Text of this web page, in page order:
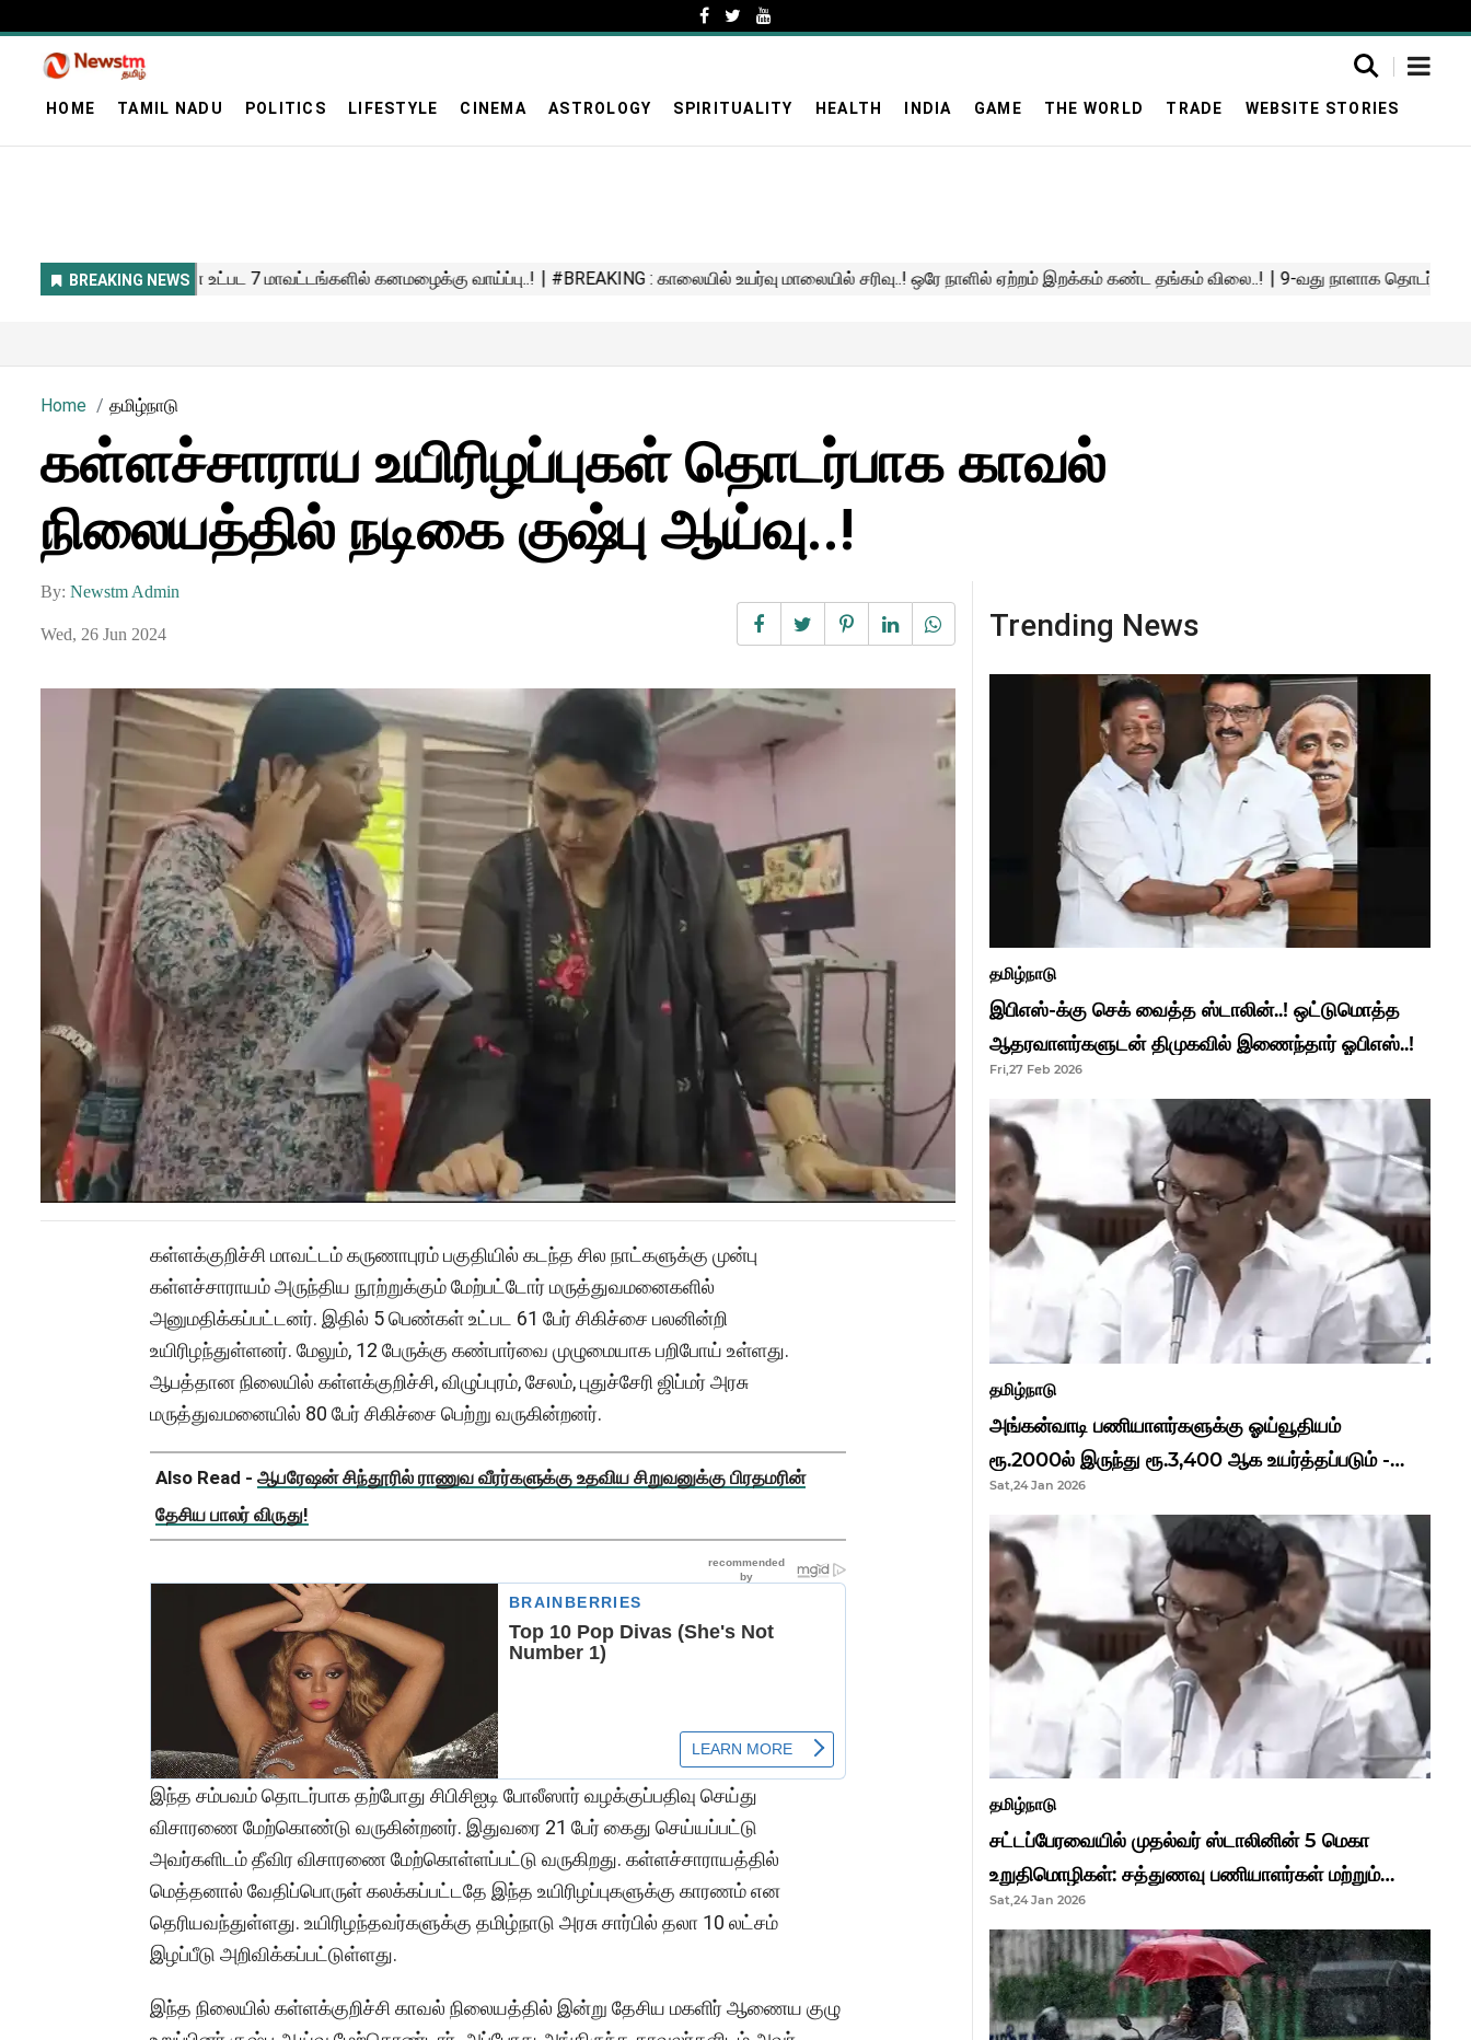
HOME TAMIL NADU POLITICS LIFESTYLE CINEMA ASTROLOGY SPIRITUALITY HEALTH INDIA GAME THE WORLD TRADE WEBSITE STORIES
Home தமிழ்நாடு
கள்ளச்சாராய உயிரிழப்புகள் தொடர்பாக காவல்
நிலையத்தில் நடிகை குஷ்பு ஆய்வு..!
By: Newstm Admin
Wed, 26 Jun 2024
கள்ளக்குறிச்சி மாவட்டம் கருணாபுரம் பகுதியில் கடந்த சில நாட்களுக்கு முன்பு
கள்ளச்சாராயம் அருந்திய நூற்றுக்கும் மேற்பட்டோர் மருத்துவமனைகளில்
அனுமதிக்கப்பட்டனர். இதில் 5 பெண்கள் உட்பட 61 பேர் சிகிச்சை பலனின்றி
உயிரிழந்துள்ளனர். மேலும், 12 பேருக்கு கண்பார்வை முழுமையாக பறிபோய் உள்ளது.
ஆபத்தான நிலையில் கள்ளக்குறிச்சி, விழுப்புரம், சேலம், புதுச்சேரி ஜிப்மர் அரசு
மருத்துவமனையில் 80 பேர் சிகிச்சை பெற்று வருகின்றனர்.
Also Read - ஆபரேஷன் சிந்தூரில் ராணுவ வீரர்களுக்கு உதவிய சிறுவனுக்கு பிரதமரின்
தேசிய பாலர் விருது!
இந்த சம்பவம் தொடர்பாக தற்போது சிபிசிஐடி போலீஸார் வழக்குப்பதிவு செய்து
விசாரணை மேற்கொண்டு வருகின்றனர். இதுவரை 21 பேர் கைது செய்யப்பட்டு
அவர்களிடம் தீவிர விசாரணை மேற்கொள்ளப்பட்டு வருகிறது. கள்ளச்சாராயத்தில்
மெத்தனால் வேதிப்பொருள் கலக்கப்பட்டதே இந்த உயிரிழப்புகளுக்கு காரணம் என
தெரியவந்துள்ளது. உயிரிழந்தவர்களுக்கு தமிழ்நாடு அரசு சார்பில் தலா 10 லட்சம்
இழப்பீடு அறிவிக்கப்பட்டுள்ளது.
இந்த நிலையில் கள்ளக்குறிச்சி காவல் நிலையத்தில் இன்று தேசிய மகளிர் ஆணைய குழு
Trending News
தமிழ்நாடு
இபிஎஸ்-க்கு செக் வைத்த ஸ்டாலின்..! ஒட்டுமொத்த
ஆதரவாளர்களுடன் திமுகவில் இணைந்தார் ஓபிஎஸ்..!
Fri,27 Feb 2026
தமிழ்நாடு
அங்கன்வாடி பணியாளர்களுக்கு ஓய்வூதியம்
ரூ.2000ல் இருந்து ரூ.3,400 ஆக உயர்த்தப்படும் -
முதல்வர் மு.க.ஸ்டாலின்..!
Sat,24 Jan 2026
தமிழ்நாடு
சட்டப்பேரவையில் முதல்வர் ஸ்டாலினின் 5 மெகா
உறுதிமொழிகள்: சத்துணவு பணியாளர்கள் மற்றும்
ஆசிரியர்களுக்கு ஜாக்பாட்!
Sat,24 Jan 2026